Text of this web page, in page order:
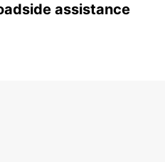
assistance